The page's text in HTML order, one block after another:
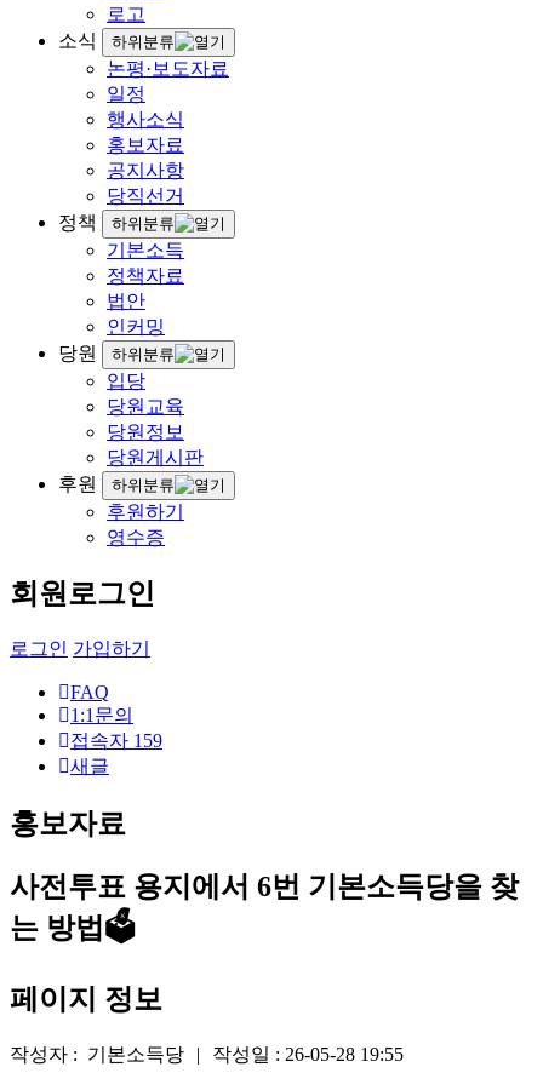
로고
소식
하위분류
논평·보도자료
일정
행사소식
홍보자료
공지사항
당직선거
정책
하위분류
기본소득
정책자료
법안
인커밍
당원
하위분류
입당
당원교육
당원정보
당원게시판
후원
하위분류
후원하기
영수증
회원로그인
로그인 가입하기
FAQ
1:1문의
접속자 159
새글
홍보자료
사전투표 용지에서 6번 기본소득당을 찾
는 방법🗳️
페이지 정보
작성자 : 기본소득당 | 작성일 : 26-05-28 19:55